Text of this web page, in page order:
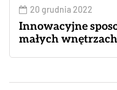
20 grudnia 2022
Innowacyjne
małych wnętrzach